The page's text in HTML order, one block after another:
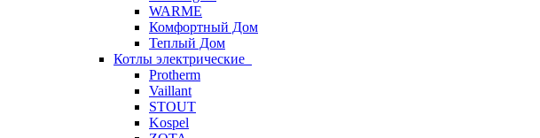
WARME
Комфортный Дом
Теплый Дом
Котлы электрические
Protherm
Vaillant
STOUT
Kospel